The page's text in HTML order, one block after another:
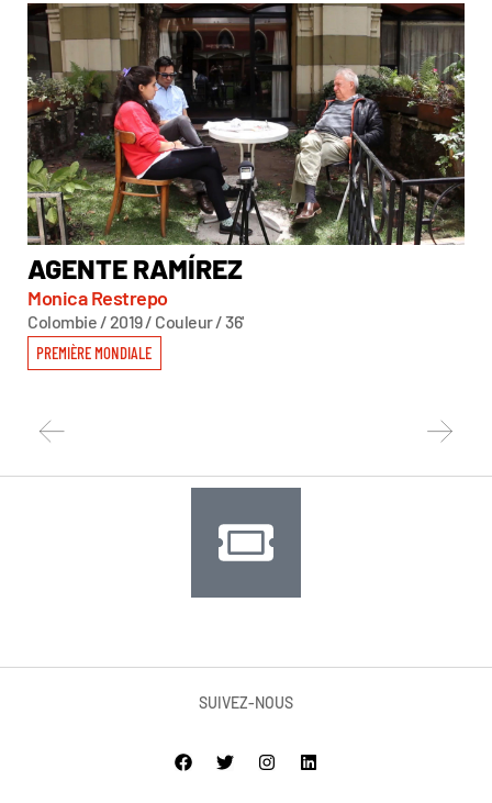
AGENTE RAMÍREZ
Monica Restrepo
Colombie / 2019 / Couleur / 36'
PREMIÈRE MONDIALE
SUIVEZ-NOUS